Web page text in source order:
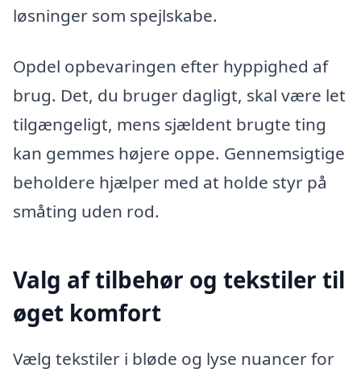
løsninger som spejlskabe.
Opdel opbevaringen efter hyppighed af
brug. Det, du bruger dagligt, skal være let
tilgængeligt, mens sjældent brugte ting
kan gemmes højere oppe. Gennemsigtige
beholdere hjælper med at holde styr på
småting uden rod.
Valg af tilbehør og tekstiler til
øget komfort
Vælg tekstiler i bløde og lyse nuancer for